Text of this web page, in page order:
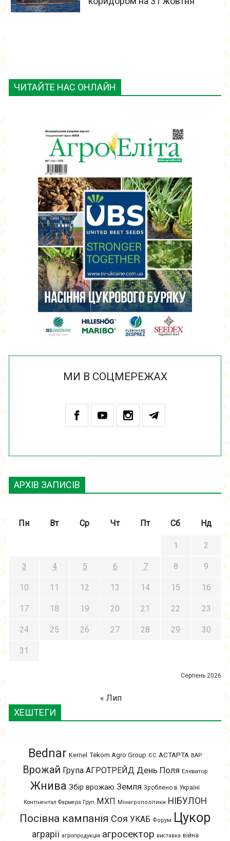
ЧИТАЙТЕ НАС ОНЛАЙН
МИ В СОЦМЕРЕЖАХ
АРХІВ ЗАПИСІВ
Серпень 2026
Пн Вт Ср Чт Пт Сб Нд
1 2
3 4 5 6 7 8 9
10 11 12 13 14 15 16
17 18 19 20 21 22 23
24 25 26 27 28 29 30
31
« Лип
ХЕШТЕГИ
Bednar Kernel Tekom Agro Group ЄС АСТАРТА ВАР
Врожай Група АГРОТРЕЙД День Поля Елеватор
Жнива Збір врожаю Земля Зроблено в Україні
Контінентал Фармерз Груп МХП Мінагрополітики НІБУЛОН
Посівна кампанія Соя УКАБ Форум Цукор
аграрії агропродукція агросектор виставка війна